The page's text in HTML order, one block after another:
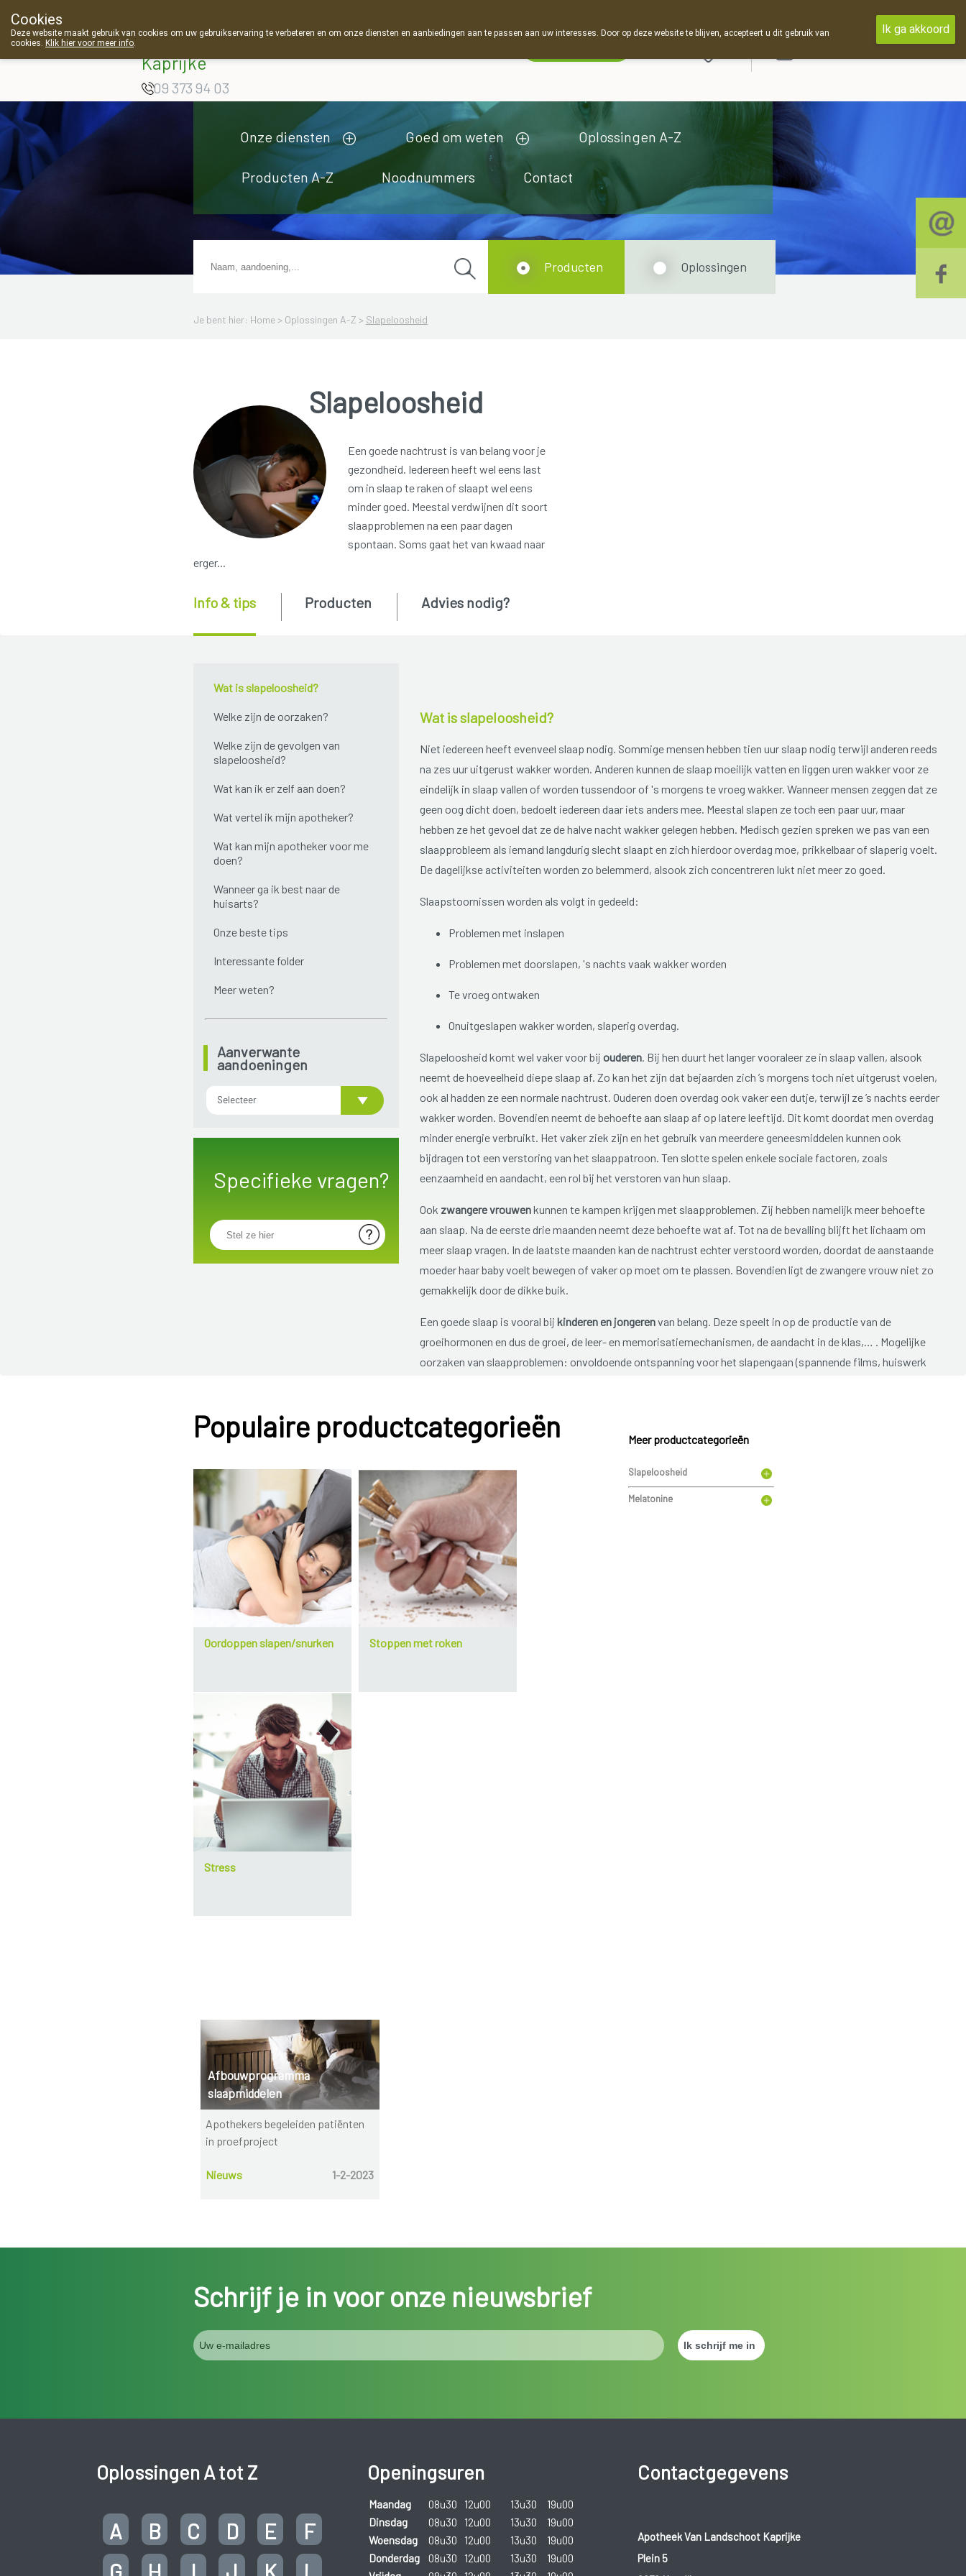
Apotheek Van
Landschoot
Kaprijke
09 373 94 03
Onze diensten Goed om weten Oplossingen A-Z
Producten A-Z Noodnummers Contact
Je bent hier: Home > Oplossingen A-Z > Slapeloosheid
Producten Oplossingen
Slapeloosheid
Een goede nachtrust is van belang voor je
gezondheid. Iedereen heeft wel eens last
om in slaap te raken of slaapt wel eens
minder goed. Meestal verdwijnen dit soort
slaapproblemen na een paar dagen
spontaan. Soms gaat het van kwaad naar
erger...
Wat is slapeloosheid?
Welke zijn de oorzaken?
Welke zijn de gevolgen van
slapeloosheid?
Wat kan ik er zelf aan doen?
Wat vertel ik mijn apotheker?
Wat kan mijn apotheker voor me
doen?
Wanneer ga ik best naar de
huisarts?
Onze beste tips
Interessante folder
Meer weten?
Aanverwante
aandoeningen
Selecteer
Specifieke vragen?
Info & tips Producten Advies nodig?
Wat is slapeloosheid?
Niet iedereen heeft evenveel slaap nodig. Sommige mensen hebben tien uur slaap nodig terwijl anderen reeds
na zes uur uitgerust wakker worden. Anderen kunnen de slaap moeilijk vatten en liggen uren wakker voor ze
eindelijk in slaap vallen of worden tussendoor of 's morgens te vroeg wakker. Wanneer mensen zeggen dat ze
geen oog dicht doen, bedoelt iedereen daar iets anders mee. Meestal slapen ze toch een paar uur, maar
hebben ze het gevoel dat ze de halve nacht wakker gelegen hebben. Medisch gezien spreken we pas van een
slaapprobleem als iemand langdurig slecht slaapt en zich hierdoor overdag moe, prikkelbaar of slaperig voelt.
De dagelijkse activiteiten worden zo belemmerd, alsook zich concentreren lukt niet meer zo goed.
Slaapstoornissen worden als volgt in gedeeld:
Problemen met inslapen
Problemen met doorslapen, 's nachts vaak wakker worden
Te vroeg ontwaken
Onuitgeslapen wakker worden, slaperig overdag.
Slapeloosheid komt wel vaker voor bij ouderen. Bij hen duurt het langer vooraleer ze in slaap vallen, alsook
neemt de hoeveelheid diepe slaap af. Zo kan het zijn dat bejaarden zich ’s morgens toch niet uitgerust voelen,
ook al hadden ze een normale nachtrust. Ouderen doen overdag ook vaker een dutje, terwijl ze ’s nachts eerder
wakker worden. Bovendien neemt de behoefte aan slaap af op latere leeftijd. Dit komt doordat men overdag
minder energie verbruikt. Het vaker ziek zijn en het gebruik van meerdere geneesmiddelen kunnen ook
bijdragen tot een verstoring van het slaappatroon. Ten slotte spelen enkele sociale factoren, zoals
eenzaamheid en aandacht, een rol bij het verstoren van hun slaap.
Ook zwangere vrouwenkunnen te kampen krijgen met slaapproblemen. Zij hebben namelijk meer behoefte
aan slaap. Na de eerste drie maanden neemt deze behoefte wat af. Tot na de bevalling blijft het lichaam om
meer slaap vragen. In de laatste maanden kan de nachtrust echter verstoord worden, doordat de aanstaande
moeder haar baby voelt bewegen of vaker op moet om te plassen. Bovendien ligt de zwangere vrouw niet zo
gemakkelijk door de dikke buik.
Een goede slaap is vooral bij kinderen en jongerenvan belang. Deze speelt in op de productie van de
groeihormonen en dus de groei, de leer- en memorisatiemechanismen, de aandacht in de klas,… . Mogelijke
oorzaken van slaapproblemen: onvoldoende ontspanning voor het slapengaan (spannende films, huiswerk
oplossing te komen. Maak zeker geen probleem van het moeilijk inslapen, dit werkt vaak averechts. Kinderen
nemen vaak de bezorgdheid van hun ouders over. Ook het gebruik van medicatie is bij kinderen af te raden.
slaapproblemen.
Populaire productcategorieën
Oordoppen slapen/snurken Stoppen met roken
Stress
Meer productcategorieën
Slapeloosheid
Melatonine
Afbouwprogramma
slaapmiddelen
Apothekers begeleiden patiënten
in proefproject
Nieuws 1-2-2023
Schrijf je in voor onze nieuwsbrief
Oplossingen A tot Z
A B C D E
F
Openingsuren
Maandag 08u30 12u00 13u30
19u00
Dinsdag
08u30 12u00 13u30
19u00
Woensdag
08u30 12u00 13u30
19u00
Donderdag
08u30 12u00 13u30
19u00
Contactgegevens
Apotheek Van Landschoot Kaprijke
Plein 5
Cookies
Deze website maakt gebruik van cookies om uw gebruikservaring te verbeteren en om onze diensten en aanbiedingen aan te passen aan uw interesses. Door op deze website te blijven, accepteert u dit gebruik van
cookies. Klik hier voor meer info.
Ik ga akkoord